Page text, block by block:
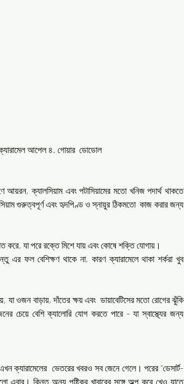
আপেল ৪. গোয়ার  ডোডোল
আয়রন, ক্যালসিয়াম এবং পটাসিয়ামের মতো খনিজ পদার্থ থাকতে
গুরুত্বপূর্ণ এবং হৃদপিণ্ড ও স্নায়ুর ঠিকমতো  কাজ করার জন্য
করে, যা পরে রক্তে মিশে যায় এবং কোষে শক্তি যোগায়।
এর ফল বেশিক্ষণ থাকে না, কারণ ক্যারামেলে থাকা শর্করা খুব
যা ওজন বাড়ায়, দাঁতের ক্ষয় এবং  ডায়াবেটিসের মতো রোগের ঝুঁকি
চেয়ে বেশি ক্যালোরি যোগ করতে পারে - যা স্বাস্থ্যের জন্য
ক্যারামেলের  ভেতরের খবরও সব জেনে গেলে। পরের "ডেসার্ট-
এবার। কিন্তু অন্য পুষ্টিকর খাবারের সঙ্গে অল্প করে খেও যাতে